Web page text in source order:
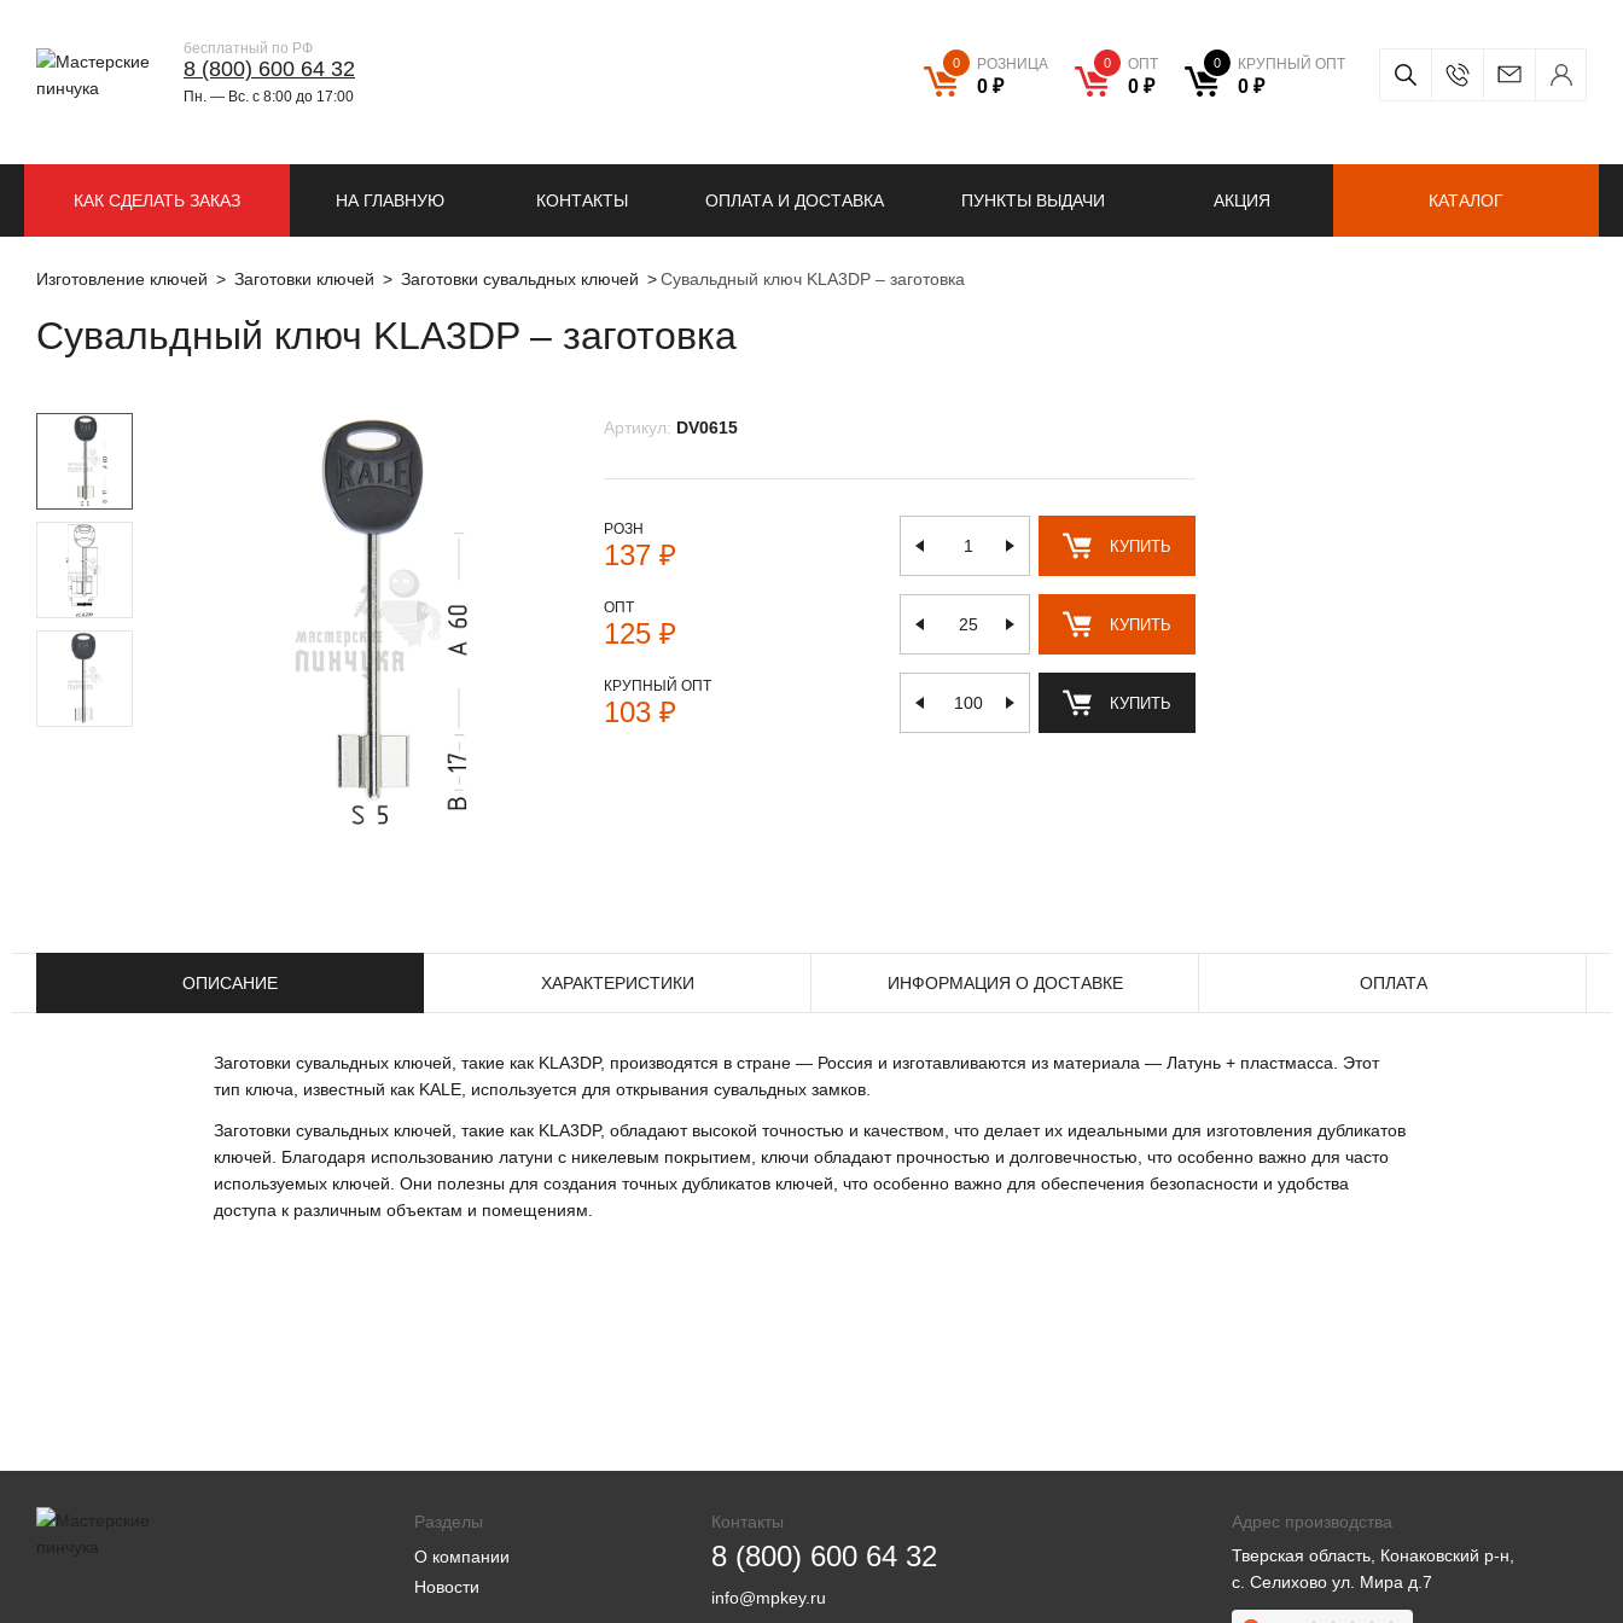
бесплатный по РФ
8 (800) 600 64 32
Пн. — Вс. с 8:00 до 17:00
0 РОЗНИЦА
0 ₽
0 ОПТ
0 ₽
0 КРУПНЫЙ ОПТ
0 ₽
НА ГЛАВНУЮ КОНТАКТЫ ОПЛАТА И ДОСТАВКА ПУНКТЫ ВЫДАЧИ АКЦИЯ
КАК СДЕЛАТЬ ЗАКАЗ КАТАЛОГ
Изготовление ключей Заготовки ключей Заготовки сувальдных ключей Сувальдный ключ KLA3DP – заготовка
Сувальдный ключ KLA3DP – заготовка
Артикул: DV0615
РОЗН
137 ₽ КУПИТЬ
ОПТ
125 ₽ КУПИТЬ
КРУПНЫЙ ОПТ
103 ₽ КУПИТЬ
ОПИСАНИЕ ХАРАКТЕРИСТИКИ ИНФОРМАЦИЯ О ДОСТАВКЕ ОПЛАТА
Заготовки сувальдных ключей, такие как KLA3DP, производятся в стране — Россия и изготавливаются из материала — Латунь + пластмасса. Этот
тип ключа, известный как KALE, используется для открывания сувальдных замков.
Заготовки сувальдных ключей, такие как KLA3DP, обладают высокой точностью и качеством, что делает их идеальными для изготовления дубликатов
ключей. Благодаря использованию латуни с никелевым покрытием, ключи обладают прочностью и долговечностью, что особенно важно для часто
используемых ключей. Они полезны для создания точных дубликатов ключей, что особенно важно для обеспечения безопасности и удобства
доступа к различным объектам и помещениям.
Разделы
О компании
Новости
Контакты
8 (800) 600 64 32
info@mpkey.ru
Адрес производства
Тверская область, Конаковский р-н,
с. Селихово ул. Мира д.7